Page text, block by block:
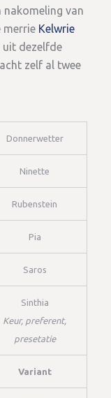
nakomeling van
merrie Kelwrie
uit dezelfde
zelf al twee
Donnerwetter
Ninette
Rubenstein
Pia
Saros
Sinthia
Keur, preferent,
presetatie
Variant